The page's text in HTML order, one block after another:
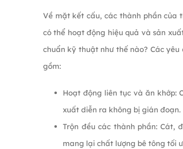
Về mặt kết cấu, các thành phần của
có thể hoạt động hiệu quả và sản
chuẩn kỹ thuật như thế nào? Các
gồm:
Hoạt động liên tục và ăn khớp:
xuất diễn ra không bị gián đoạn.
Trộn đều các thành phần: Cát,
mang lại chất lượng bê tông tối